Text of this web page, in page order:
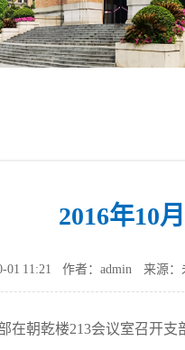
2016年10月
01 11:21 作者：admin 来源：
在朝乾楼213会议室召开支